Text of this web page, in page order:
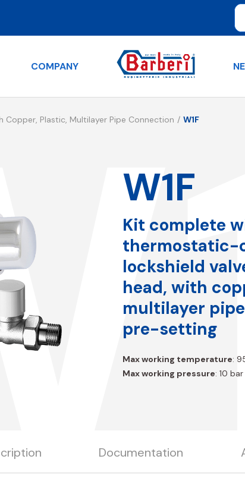
COMPANY
Copper, Plastic, Multilayer Pipe Connection W1F
W1F
Kit complete
thermostatic-
lockshield
head, with
multilayer
pre-setting
Max working temperature:
Max working pressure: 10 bar
Documentation